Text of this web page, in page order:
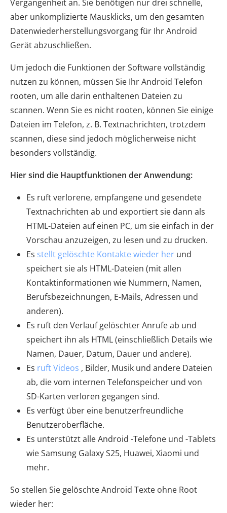
Vergangenheit an. Sie benötigen nur drei schnelle,
aber unkomplizierte Mausklicks, um den gesamten
Datenwiederherstellungsvorgang für Ihr Android
Gerät abzuschließen.
Um jedoch die Funktionen der Software vollständig
nutzen zu können, müssen Sie Ihr Android Telefon
rooten, um alle darin enthaltenen Dateien zu
scannen. Wenn Sie es nicht rooten, können Sie einige
Dateien im Telefon, z. B. Textnachrichten, trotzdem
scannen, diese sind jedoch möglicherweise nicht
besonders vollständig.
Hier sind die Hauptfunktionen der Anwendung:
Es ruft verlorene, empfangene und gesendete
Textnachrichten ab und exportiert sie dann als
HTML-Dateien auf einen PC, um sie einfach in der
Vorschau anzuzeigen, zu lesen und zu drucken.
Es stellt gelöschte Kontakte wieder her und
speichert sie als HTML-Dateien (mit allen
Kontaktinformationen wie Nummern, Namen,
Berufsbezeichnungen, E-Mails, Adressen und
anderen).
Es ruft den Verlauf gelöschter Anrufe ab und
speichert ihn als HTML (einschließlich Details wie
Namen, Dauer, Datum, Dauer und andere).
Es ruft Videos , Bilder, Musik und andere Dateien
ab, die vom internen Telefonspeicher und von
SD-Karten verloren gegangen sind.
Es verfügt über eine benutzerfreundliche
Benutzeroberfläche.
Es unterstützt alle Android -Telefone und -Tablets
wie Samsung Galaxy S25, Huawei, Xiaomi und
mehr.
So stellen Sie gelöschte Android Texte ohne Root
wieder her: